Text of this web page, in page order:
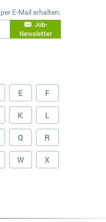
E-Mail erhalten:
Job-
Newsletter
E F
K L
Q R
W X